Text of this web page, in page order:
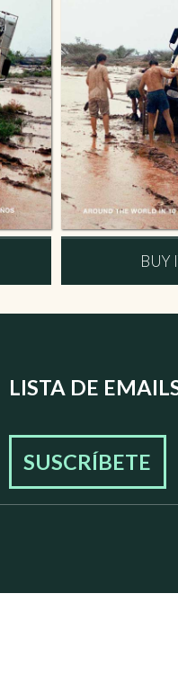
BUY
LISTA DE
SUSCRÍBETE